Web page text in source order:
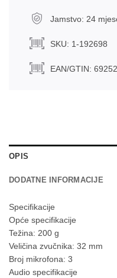
Jamstvo: 24
SKU: 1-192698
EAN/GTIN:
OPIS
DODATNE INFORMACIJE
Specifikacije
Opće specifikacije
Težina: 200 g
Veličina zvučnika: 32 mm
Broj mikrofona: 3
Audio specifikacije